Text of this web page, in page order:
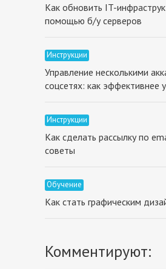
Как обновить IT-
помощью б/у серверов
Инструкции
Управление несколькими
соцсетях: как эффективнее
Инструкции
Как сделать рассылку по
советы
Обучение
Как стать графическим
Комментируют: